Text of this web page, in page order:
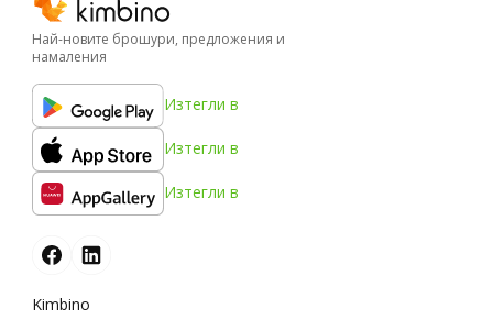
Най-новите брошури, предложения и
намаления
Изтегли в
Изтегли в
Изтегли в
Kimbino